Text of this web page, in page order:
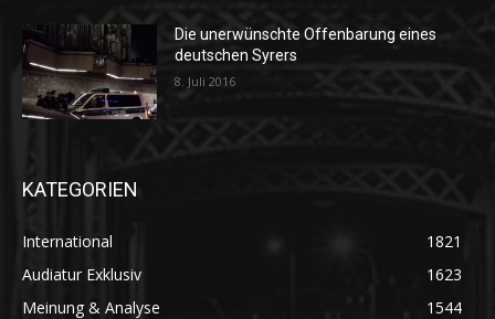
Die unerwünschte Offenbarung eines
deutschen Syrers
8. Juli 2016
KATEGORIEN
International
1821
Audiatur Exklusiv
1623
Meinung & Analyse
1544